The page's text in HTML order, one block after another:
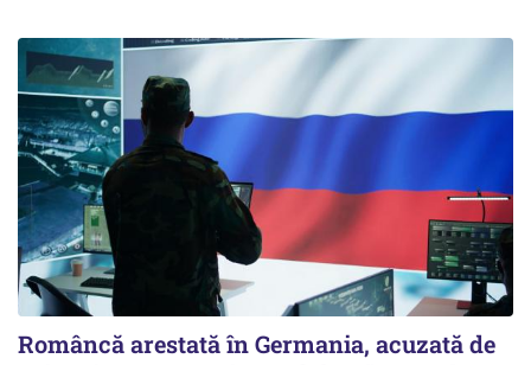
Româncă arestată în Germania, acuzată de